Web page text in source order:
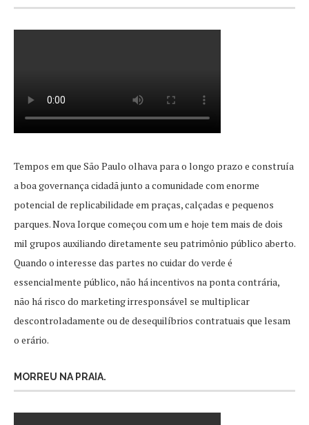
Tempos em que São Paulo olhava para o longo prazo e construía
a boa governança cidadã junto a comunidade com enorme
potencial de replicabilidade em praças, calçadas e pequenos
parques. Nova Iorque começou com um e hoje tem mais de dois
mil grupos auxiliando diretamente seu patrimônio público aberto.
Quando o interesse das partes no cuidar do verde é
essencialmente público, não há incentivos na ponta contrária,
não há risco do marketing irresponsável se multiplicar
descontroladamente ou de desequilíbrios contratuais que lesam
o erário.
MORREU NA PRAIA.